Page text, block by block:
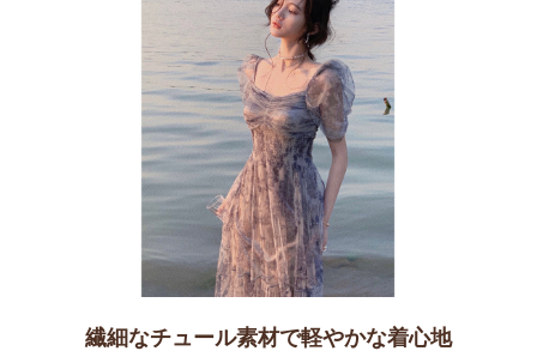
繊細なチュール素材で軽やかな着心地